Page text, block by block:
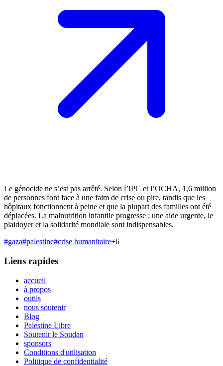
Le génocide ne s’est pas arrêté. Selon l’IPC et l’OCHA, 1,6 million
de personnes font face à une faim de crise ou pire, tandis que les
hôpitaux fonctionnent à peine et que la plupart des familles ont été
déplacées. La malnutrition infantile progresse ; une aide urgente, le
plaidoyer et la solidarité mondiale sont indispensables.
#gaza#palestine#crise humanitaire+6
Liens rapides
accueil
à propos
outils
nous soutenir
Blog
Palestine Libre
Soutenir le Soudan
sponsors
Conditions d'utilisation
Politique de confidentialité